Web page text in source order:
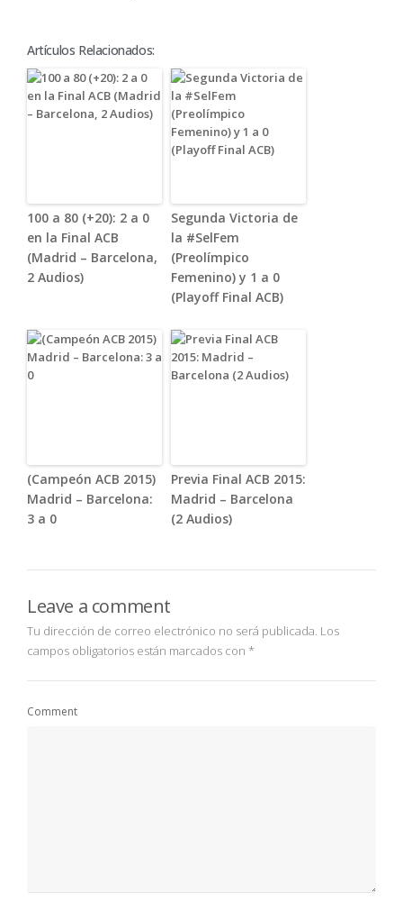
Artículos Relacionados:
100 a 80 (+20): 2 a 0
en la Final ACB
(Madrid – Barcelona,
2 Audios)
Segunda Victoria de
la #SelFem
(Preolímpico
Femenino) y 1 a 0
(Playoff Final ACB)
(Campeón ACB 2015)
Madrid – Barcelona:
3 a 0
Previa Final ACB 2015:
Madrid – Barcelona
(2 Audios)
Leave a comment
Tu dirección de correo electrónico no será publicada. Los
campos obligatorios están marcados con *
Comment